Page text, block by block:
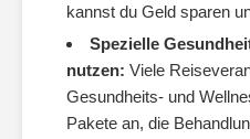
kannst du Geld sparen
Spezielle
nutzen: Viele
Gesundheits- und
Pakete an, die